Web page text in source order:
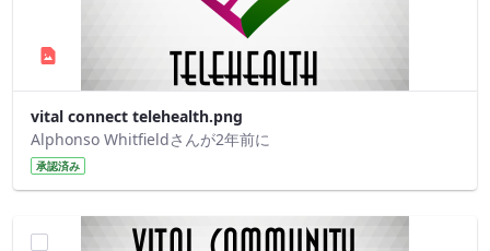
vital connect telehealth.png
Alphonso Whitfieldさんが2年前に
承認済み